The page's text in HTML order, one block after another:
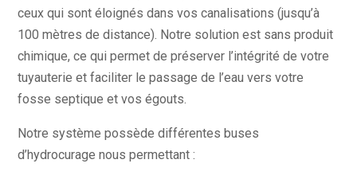
ceux qui sont éloignés dans vos canalisations (jusqu’à
100 mètres de distance). Notre solution est sans produit
chimique, ce qui permet de préserver l’intégrité de votre
tuyauterie et faciliter le passage de l’eau vers votre
fosse septique et vos égouts.
Notre système possède différentes buses
d’hydrocurage nous permettant :